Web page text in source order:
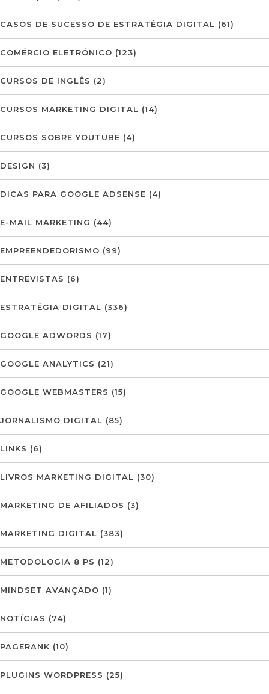
CASOS DE SUCESSO DE ESTRATÉGIA DIGITAL (61)
COMÉRCIO ELETRÓNICO (123)
CURSOS DE INGLÊS (2)
CURSOS MARKETING DIGITAL (14)
CURSOS SOBRE YOUTUBE (4)
DESIGN (3)
DICAS PARA GOOGLE ADSENSE (4)
E-MAIL MARKETING (44)
EMPREENDEDORISMO (99)
ENTREVISTAS (6)
ESTRATÉGIA DIGITAL (336)
GOOGLE ADWORDS (17)
GOOGLE ANALYTICS (21)
GOOGLE WEBMASTERS (15)
JORNALISMO DIGITAL (85)
LINKS (6)
LIVROS MARKETING DIGITAL (30)
MARKETING DE AFILIADOS (3)
MARKETING DIGITAL (383)
METODOLOGIA 8 PS (12)
MINDSET AVANÇADO (1)
NOTÍCIAS (74)
PAGERANK (10)
PLUGINS WORDPRESS (25)